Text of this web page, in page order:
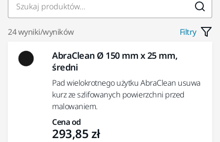
24 wyniki/wyników Filtry
AbraClean Ø 150 mm x 25 mm,
średni
Pad wielokrotnego użytku AbraClean usuwa
kurz ze szlifowanych powierzchni przed
malowaniem.
Cena od
293,85 zł